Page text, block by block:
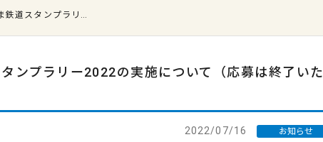
鉄道スタンプラリ…
ンプラリー2022の実施について（応募は終了いた
2022/07/16 お知らせ